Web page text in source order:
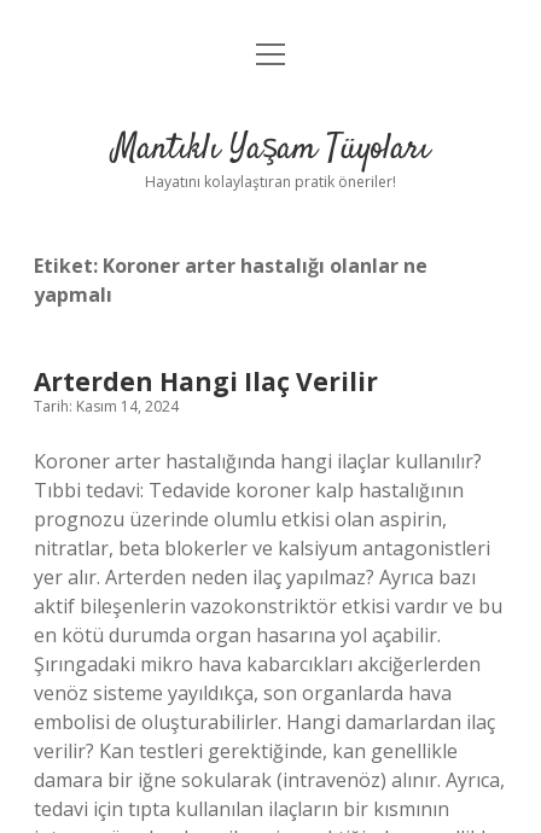
Anasayfa
Yasal Uyarı
menüyü
Mantıklı Yaşam Tüyoları
Hayatını kolaylaştıran pratik öneriler!
Etiket: Koroner arter hastalığı olanlar ne
yapmalı
Arterden Hangi Ilaç Verilir
Tarih: Kasım 14, 2024
Koroner arter hastalığında hangi ilaçlar kullanılır?
Tıbbi tedavi: Tedavide koroner kalp hastalığının
prognozu üzerinde olumlu etkisi olan aspirin,
nitratlar, beta blokerler ve kalsiyum antagonistleri
yer alır. Arterden neden ilaç yapılmaz? Ayrıca bazı
aktif bileşenlerin vazokonstriktör etkisi vardır ve bu
en kötü durumda organ hasarına yol açabilir.
Şırıngadaki mikro hava kabarcıkları akciğerlerden
venöz sisteme yayıldıkça, son organlarda hava
embolisi de oluşturabilirler. Hangi damarlardan ilaç
verilir? Kan testleri gerektiğinde, kan genellikle
damara bir iğne sokularak (intravenöz) alınır. Ayrıca,
tedavi için tıpta kullanılan ilaçların bir kısmının